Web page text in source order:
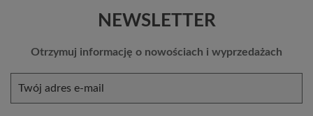
NEWSLETTER
Otrzymuj informację o nowościach i wyprzedażach